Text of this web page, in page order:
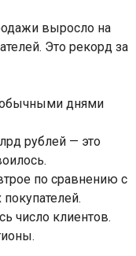
выросло на
Это рекорд за
обычными днями
рублей — это
по сравнению с
число клиентов.